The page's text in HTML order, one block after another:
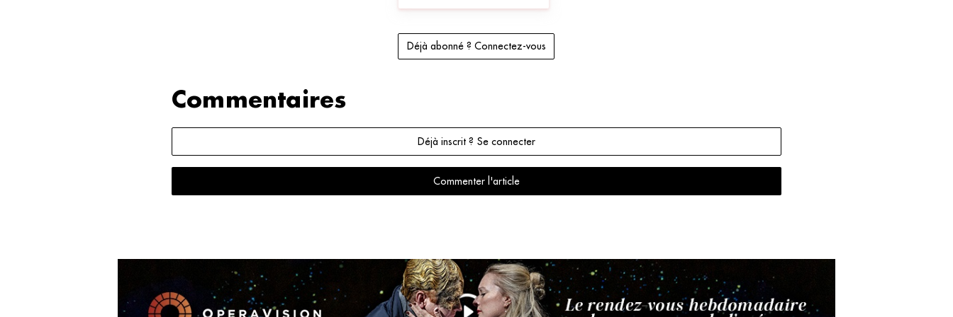
Déjà abonné ? Connectez-vous
Commentaires
Déjà inscrit ? Se connecter
Commenter l'article